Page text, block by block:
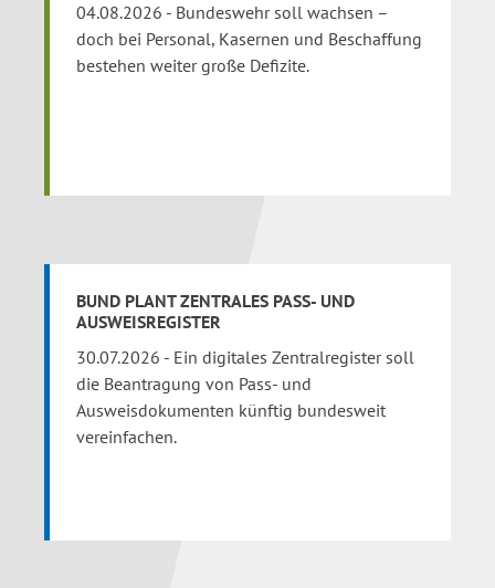
04.08.2026 - Bundeswehr soll wachsen –
doch bei Personal, Kasernen und Beschaffung
bestehen weiter große Defizite.
BUND PLANT ZENTRALES PASS- UND
AUSWEISREGISTER
30.07.2026 - Ein digitales Zentralregister soll
die Beantragung von Pass- und
Ausweisdokumenten künftig bundesweit
vereinfachen.